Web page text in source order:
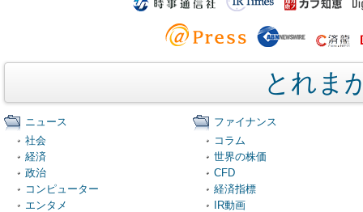
とれま
ニュース
社会
経済
政治
コンピューター
エンタメ
ファイナンス
コラム
世界の株価
CFD
経済指標
IR動画